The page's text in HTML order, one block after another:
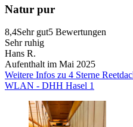
Natur pur
8,4Sehr gut5 Bewertungen
Sehr ruhig
Hans R.
Aufenthalt im Mai 2025
Weitere Infos zu 4 Sterne
WLAN - DHH Hasel 1